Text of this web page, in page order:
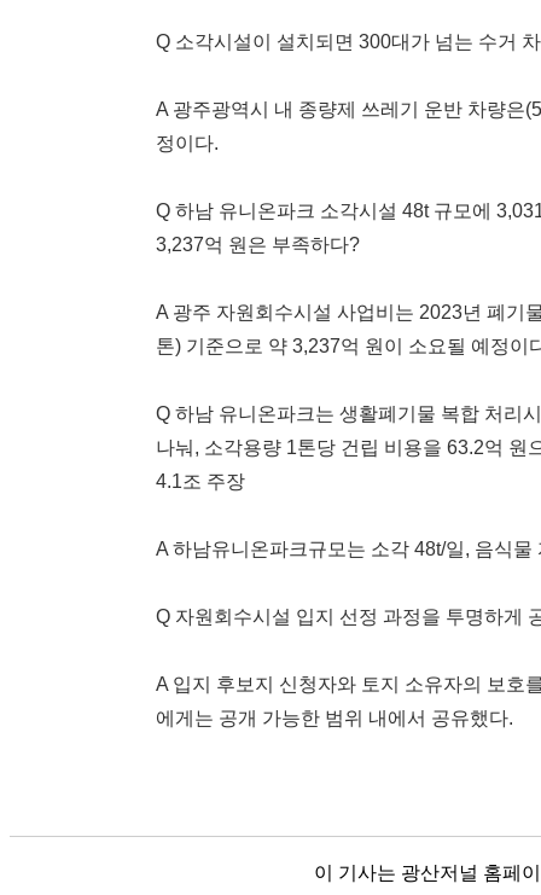
Q 소각시설이 설치되면 300대가 넘는 수거
A 광주광역시 내 종량제 쓰레기 운반 차량은
정이다.
Q 하남 유니온파크 소각시설 48t 규모에
3,237억 원은 부족하다?
A 광주 자원회수시설 사업비는 2023년 폐기
톤) 기준으로 약 3,237억 원이 소요될 예정이
Q 하남 유니온파크는 생활폐기물 복합 처리
나눠, 소각용량 1톤당 건립 비용을 63.2억 원
4.1조 주장
A 하남유니온파크규모는 소각 48t/일, 음식
Q 자원회수시설 입지 선정 과정을 투명하게
A 입지 후보지 신청자와 토지 소유자의 보호
에게는 공개 가능한 범위 내에서 공유했다.
이 기사는 광산저널 홈페